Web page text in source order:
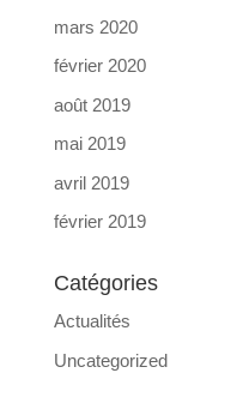
mars 2020
février 2020
août 2019
mai 2019
avril 2019
février 2019
Catégories
Actualités
Uncategorized